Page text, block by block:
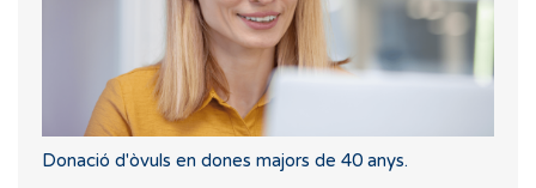
Donació d'òvuls en dones majors de 40 anys.